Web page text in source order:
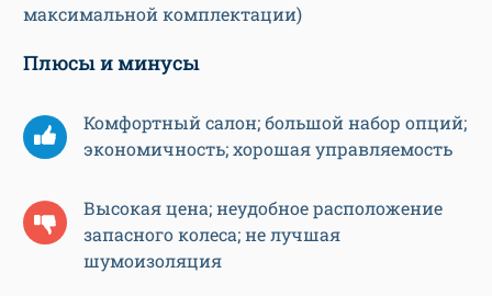
максимальной комплектации)
Плюсы и минусы
Комфортный салон; большой набор опций;
экономичность; хорошая управляемость
Высокая цена; неудобное расположение
запасного колеса; не лучшая
шумоизоляция